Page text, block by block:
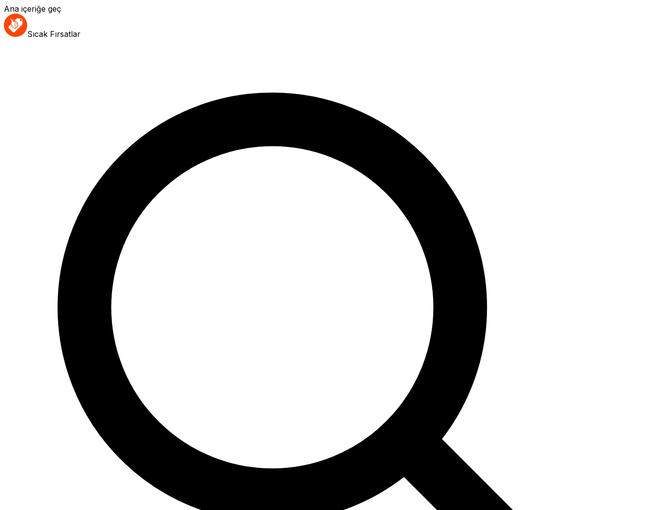
Ana içeriğe geç
Sıcak Fırsatlar